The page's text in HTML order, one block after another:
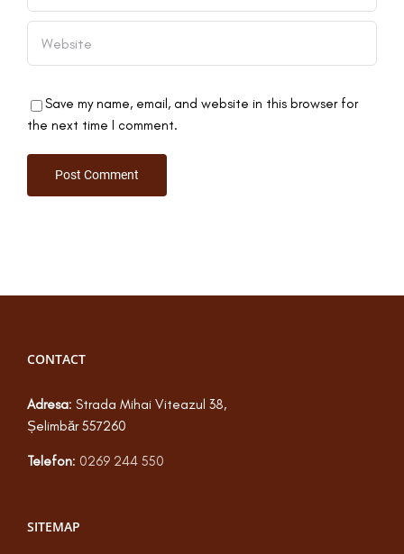
Save my name, email, and website in this browser for
the next time I comment.
CONTACT
Adresa: Strada Mihai Viteazul 38,
Șelimbăr 557260
Telefon: 0269 244 550
SITEMAP